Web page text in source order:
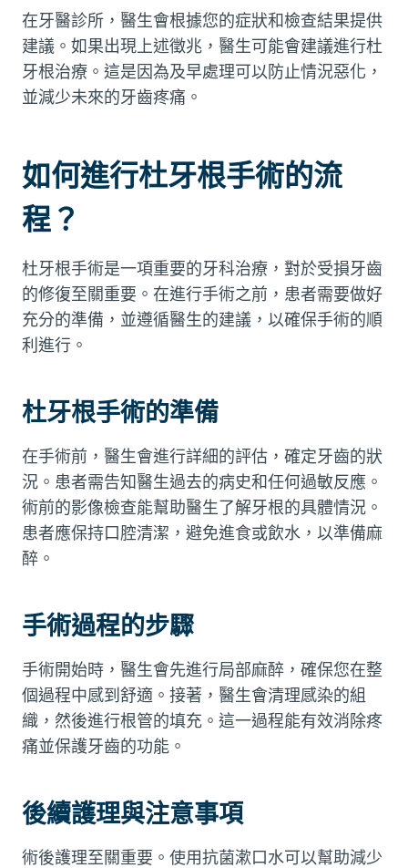
在牙醫診所，醫生會根據您的症狀和檢查結果提供
建議。如果出現上述徵兆，醫生可能會建議進行杜
牙根治療。這是因為及早處理可以防止情況惡化，
並減少未來的牙齒疼痛。
如何進行杜牙根手術的流
程？
杜牙根手術是一項重要的牙科治療，對於受損牙齒
的修復至關重要。在進行手術之前，患者需要做好
充分的準備，並遵循醫生的建議，以確保手術的順
利進行。
杜牙根手術的準備
在手術前，醫生會進行詳細的評估，確定牙齒的狀
況。患者需告知醫生過去的病史和任何過敏反應。
術前的影像檢查能幫助醫生了解牙根的具體情況。
患者應保持口腔清潔，避免進食或飲水，以準備麻
醉。
手術過程的步驟
手術開始時，醫生會先進行局部麻醉，確保您在整
個過程中感到舒適。接著，醫生會清理感染的組
織，然後進行根管的填充。這一過程能有效消除疼
痛並保護牙齒的功能。
後續護理與注意事項
術後護理至關重要。使用抗菌漱口水可以幫助減少